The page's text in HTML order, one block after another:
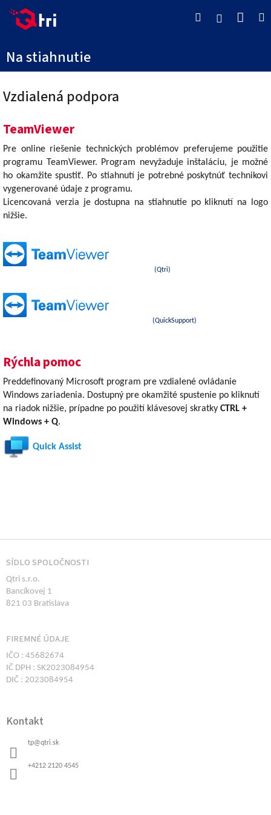
obsah
Hľadať Prihlásenie
Na stiahnutie
Vzdialená podpora
TeamViewer
Pre online riešenie technických problémov preferujeme použitie
programu TeamViewer. Program nevyžaduje inštaláciu, je možné
ho okamžite spustiť. Po stiahnutí je potrebné poskytnúť technikovi
vygenerované údaje z programu.
Licencovaná verzia je dostupna na stiahnutie po kliknutí na logo
nižšie.
(Qtri)
(QuickSupport)
Rýchla pomoc
Preddefinovaný Microsoft program pre vzdialené ovládanie
Windows zariadenia. Dostupný pre okamžité spustenie po kliknutí
na riadok nižšie, prípadne po použití klávesovej skratky CTRL +
Windows + Q.
Quick Assist
Z
SÍDLO SPOLOČNOSTI
Qtri s.r.o.
Bancíkovej 1
821 03 Bratislava
FIREMNÉ ÚDAJE
IČO : 45682674
IČ DPH : SK2023084954
DIČ : 2023084954
Kontakt
tp@qtri.sk
+4212 2120 4545